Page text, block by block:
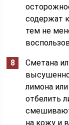
содержат
тем не
Сметана
лимона
отбелить
на кожу и